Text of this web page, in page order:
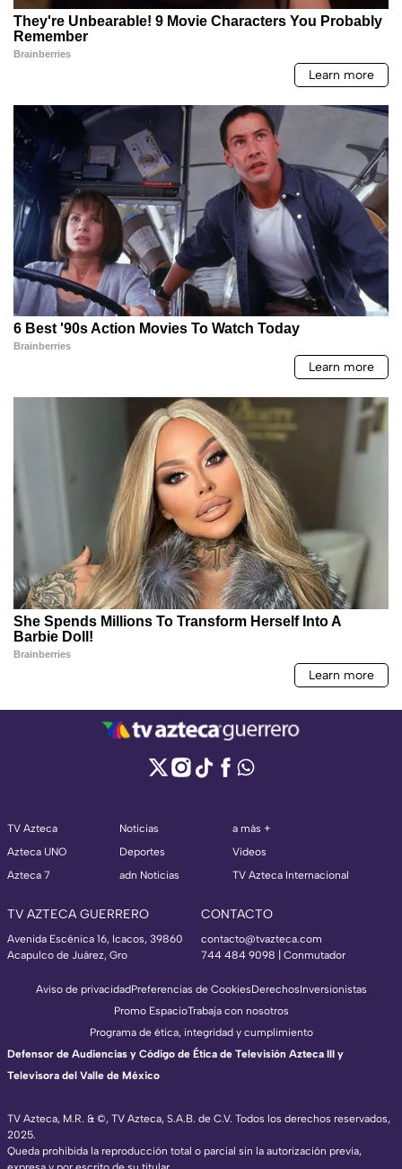
TV Azteca
Azteca UNO
Azteca 7
Noticias
Deportes
adn Noticias
a más +
Videos
TV Azteca Internacional
TV AZTECA GUERRERO
Avenida Escénica 16, Icacos, 39860
Acapulco de Juárez, Gro
CONTACTO
contacto@tvazteca.com
744 484 9098 | Conmutador
TV Azteca, M.R. & ©, TV Azteca, S.A.B. de C.V. Todos los derechos reservados,
2025.
Queda prohibida la reproducción total o parcial sin la autorización previa,
Aviso de privacidadPreferencias de CookiesDerechosInversionistas
Promo EspacioTrabaja con nosotros
Programa de ética, integridad y cumplimiento
Defensor de Audiencias y Código de Ética de Televisión Azteca III y
Televisora del Valle de México